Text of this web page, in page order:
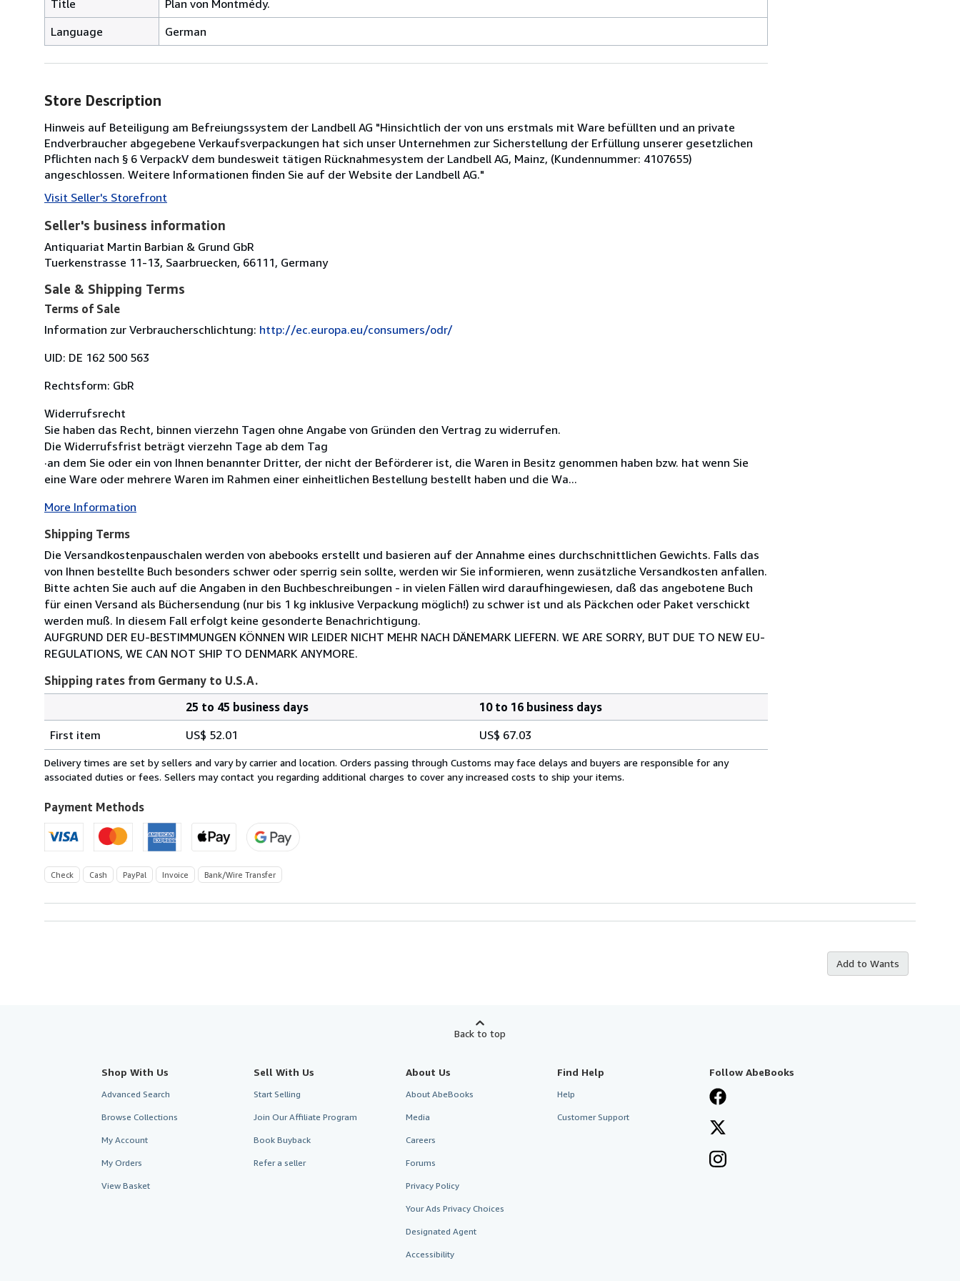
Title
Plan von Montmédy.
Language
German
Store Description
Hinweis auf Beteiligung am Befreiungssystem der Landbell AG "Hinsichtlich der von uns erstmals mit Ware befüllten und an private
Endverbraucher abgegebene Verkaufsverpackungen hat sich unser Unternehmen zur Sicherstellung der Erfüllung unserer gesetzlichen
Pflichten nach § 6 VerpackV dem bundesweit tätigen Rücknahmesystem der Landbell AG, Mainz, (Kundennummer: 4107655)
angeschlossen. Weitere Informationen finden Sie auf der Website der Landbell AG."
Visit Seller's Storefront
Seller's business information
Antiquariat Martin Barbian & Grund GbR
Tuerkenstrasse 11-13, Saarbruecken, 66111, Germany
Sale & Shipping Terms
Terms of Sale
Information zur Verbraucherschlichtung: http://ec.europa.eu/consumers/odr/
UID: DE 162 500 563
Rechtsform: GbR
Widerrufsrecht
Sie haben das Recht, binnen vierzehn Tagen ohne Angabe von Gründen den Vertrag zu widerrufen.
Die Widerrufsfrist beträgt vierzehn Tage ab dem Tag
·an dem Sie oder ein von Ihnen benannter Dritter, der nicht der Beförderer ist, die Waren in Besitz genommen haben bzw. hat wenn Sie
eine Ware oder mehrere Waren im Rahmen einer einheitlichen Bestellung bestellt haben und die Wa...
More Information
Shipping Terms
Die Versandkostenpauschalen werden von abebooks erstellt und basieren auf der Annahme eines durchschnittlichen Gewichts. Falls das
von Ihnen bestellte Buch besonders schwer oder sperrig sein sollte, werden wir Sie informieren, wenn zusätzliche Versandkosten anfallen.
Bitte achten Sie auch auf die Angaben in den Buchbeschreibungen - in vielen Fällen wird daraufhingewiesen, daß das angebotene Buch
für einen Versand als Büchersendung (nur bis 1 kg inklusive Verpackung möglich!) zu schwer ist und als Päckchen oder Paket verschickt
werden muß. In diesem Fall erfolgt keine gesonderte Benachrichtigung.
AUFGRUND DER EU-BESTIMMUNGEN KÖNNEN WIR LEIDER NICHT MEHR NACH DÄNEMARK LIEFERN. WE ARE SORRY, BUT DUE TO NEW EU-
REGULATIONS, WE CAN NOT SHIP TO DENMARK ANYMORE.
Shipping rates from Germany to U.S.A.
rates
from
Germany
U.S.A.
25 to 45 business days
10 to 16 business days
First item
US$ 52.01 US$ 67.03
Delivery times are set by sellers and vary by carrier and location. Orders passing through Customs may face delays and buyers are responsible for any
associated duties or fees. Sellers may contact you regarding additional charges to cover any increased costs to ship your items.
Payment Methods
Check Cash PayPal Invoice Bank/Wire Transfer
Add to Wants
Back to top
Shop With Us
Advanced Search
Browse Collections
My Account
My Orders
View Basket
Sell With Us
Start Selling
Join Our Affiliate Program
Book Buyback
Refer a seller
About Us
About AbeBooks
Media
Careers
Forums
Privacy Policy
Your Ads Privacy Choices
Designated Agent
Accessibility
Find Help
Help
Customer Support
Follow AbeBooks